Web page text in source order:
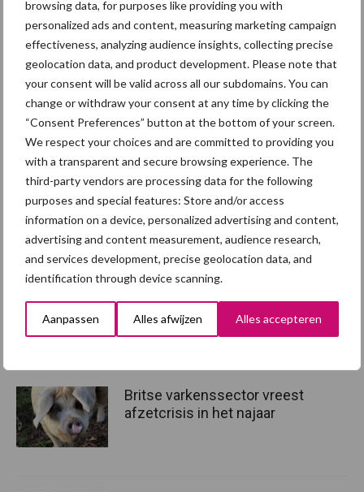
browsing data, for purposes like providing you with
personalized ads and content, measuring marketing campaign
effectiveness, analyzing audience insights, collecting precise
geolocation data, and product development. Please note that
your consent will be valid across all our subdomains. You can
change or withdraw your consent at any time by clicking the
“Consent Preferences” button at the bottom of your screen.
We respect your choices and are committed to providing you
with a transparent and secure browsing experience. The
third-party vendors are processing data for the following
purposes and special features: Store and/or access
information on a device, personalized advertising and content,
advertising and content measurement, audience research,
and services development, precise geolocation data, and
identification through device scanning.
Aanpassen Alles afwijzen Alles accepteren
Friesland (9 %). Deze provincies kennen dan ook weinig
glastuinbouw.
Bron: Compendium voor de Leefomgeving
Britse varkenssector vreest
afzetcrisis in het najaar